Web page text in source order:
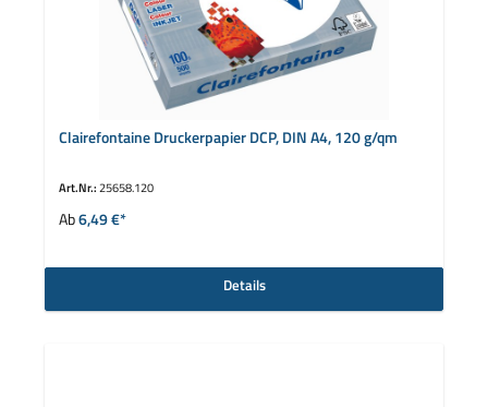
Clairefontaine Druckerpapier DCP, DIN A4, 120 g/qm
Art.Nr.:25658.120
Ab6,49 €*
Details